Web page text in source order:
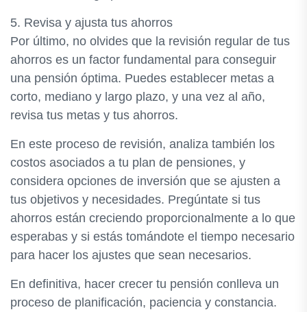
5. Revisa y ajusta tus ahorros
Por último, no olvides que la revisión regular de tus
ahorros es un factor fundamental para conseguir
una pensión óptima. Puedes establecer metas a
corto, mediano y largo plazo, y una vez al año,
revisa tus metas y tus ahorros.
En este proceso de revisión, analiza también los
costos asociados a tu plan de pensiones, y
considera opciones de inversión que se ajusten a
tus objetivos y necesidades. Pregúntate si tus
ahorros están creciendo proporcionalmente a lo que
esperabas y si estás tomándote el tiempo necesario
para hacer los ajustes que sean necesarios.
En definitiva, hacer crecer tu pensión conlleva un
proceso de planificación, paciencia y constancia.